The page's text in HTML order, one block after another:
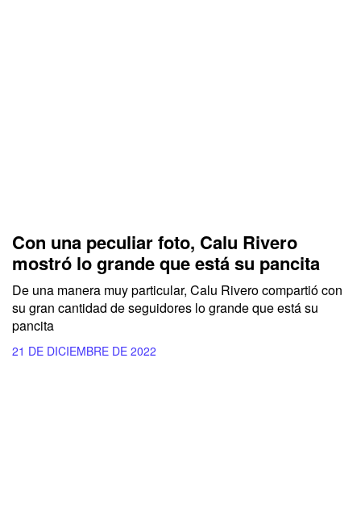
Con una peculiar foto, Calu Rivero
mostró lo grande que está su pancita
De una manera muy particular, Calu Rivero compartió con
su gran cantidad de seguidores lo grande que está su
pancita
21 DE DICIEMBRE DE 2022